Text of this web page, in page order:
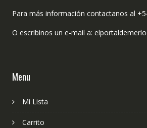
Para más información contactanos al
O escribinos un e-mail a:
Menu
Mi Lista
Carrito